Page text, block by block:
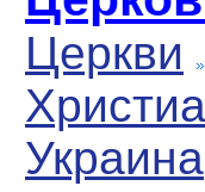
Церкви
Украина